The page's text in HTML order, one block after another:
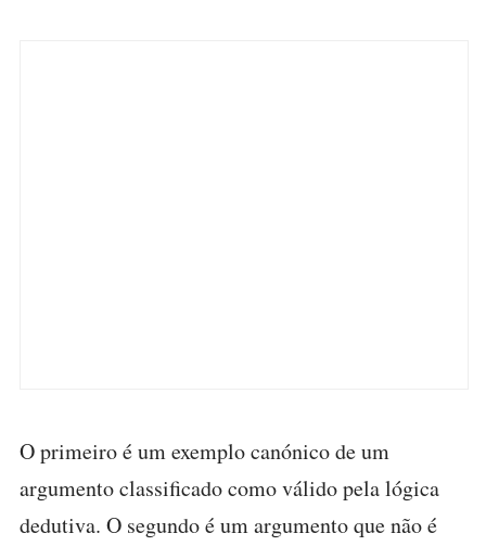
O primeiro é um exemplo canónico de um
argumento classificado como válido pela lógica
dedutiva. O segundo é um argumento que não é